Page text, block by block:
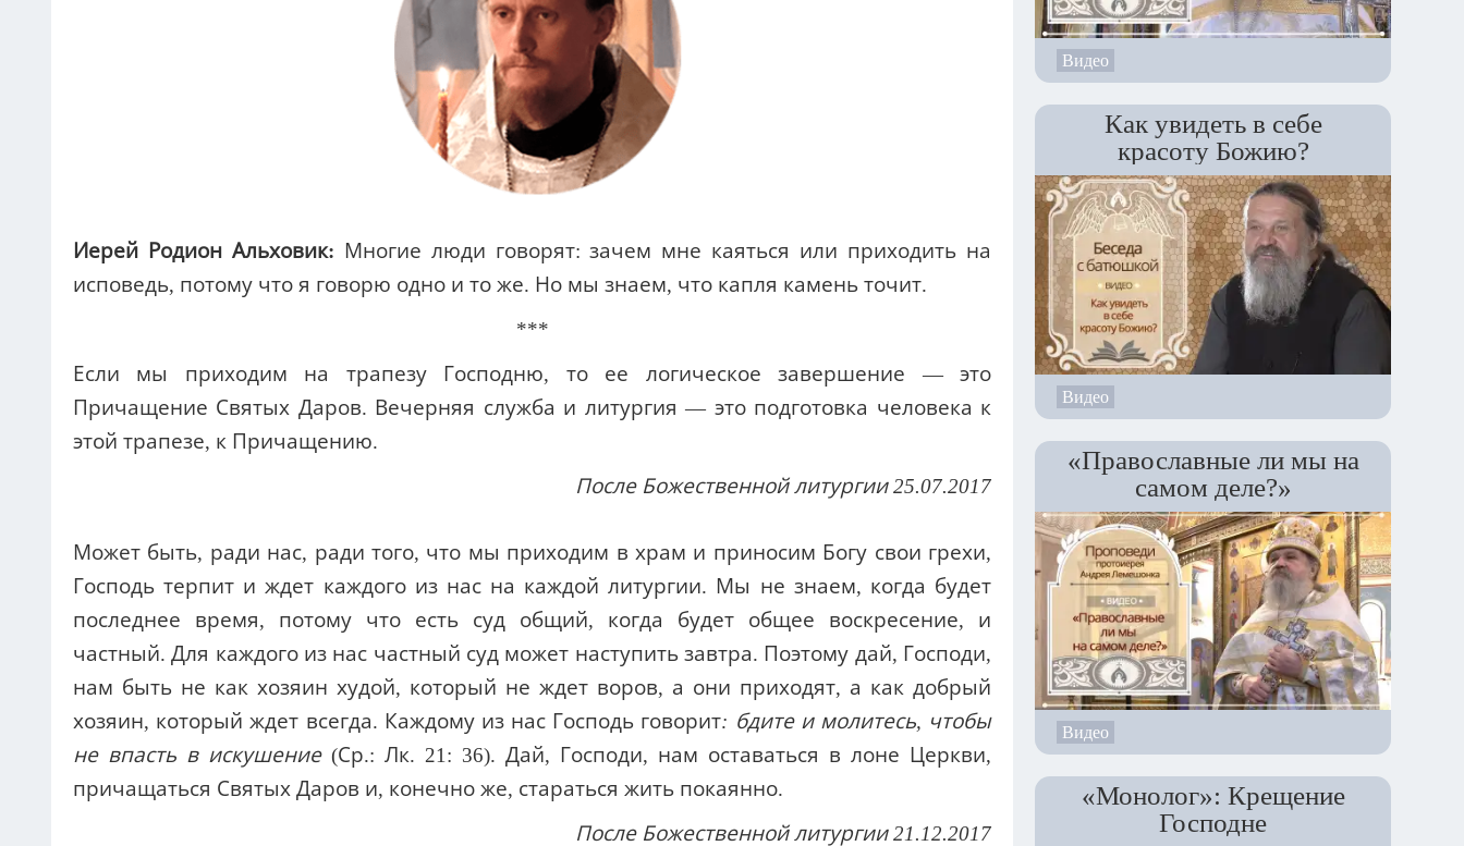
Иерей Родион Альховик: Многие люди говорят: зачем мне каяться или приходить на
исповедь, потому что я говорю одно и то же. Но мы знаем, что капля камень точит.
***
Если мы приходим на трапезу Господню, то ее логическое завершение — это
Причащение Святых Даров. Вечерняя служба и литургия — это подготовка человека к
этой трапезе, к Причащению.
После Божественной литургии 25.07.2017
Может быть, ради нас, ради того, что мы приходим в храм и приносим Богу свои грехи,
Господь терпит и ждет каждого из нас на каждой литургии. Мы не знаем, когда будет
последнее время, потому что есть суд общий, когда будет общее воскресение, и
частный. Для каждого из нас частный суд может наступить завтра. Поэтому дай, Господи,
нам быть не как хозяин худой, который не ждет воров, а они приходят, а как добрый
хозяин, который ждет всегда. Каждому из нас Господь говорит: бдите и молитесь, чтобы
не впасть в искушение (Ср.: Лк. 21: 36). Дай, Господи, нам оставаться в лоне Церкви,
причащаться Святых Даров и, конечно же, стараться жить покаянно.
После Божественной литургии 21.12.2017
Видео
Как увидеть в себе
красоту Божию?
Видео
«Православные ли мы на
самом деле?»
Видео
«Монолог»: Крещение
Господне